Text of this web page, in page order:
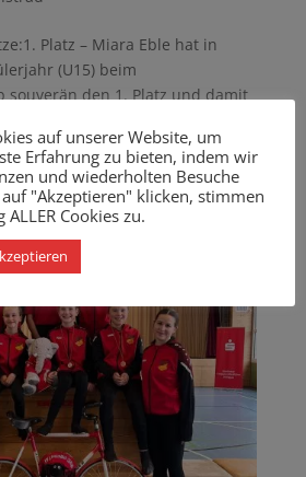
Platz – Miara Eble hat in
(U15) beim
souverän den 1. Platz und damit
ihre sportliche Leistung bei
abrufen...
auf unserer Website, um
Erfahrung zu bieten, indem wir
und wiederholten Besuche
"Akzeptieren" klicken, stimmen
Cookies zu.